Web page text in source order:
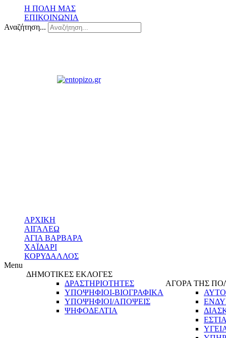
Η ΠΟΛΗ ΜΑΣ
ΕΠΙΚΟΙΝΩΝΙΑ
Αναζήτηση...
ΑΡΧΙΚΗ
ΑΙΓΑΛΕΩ
ΑΓΙΑ ΒΑΡΒΑΡΑ
ΧΑΪΔΑΡΙ
ΚΟΡΥΔΑΛΛΟΣ
Menu
ΔΗΜΟΤΙΚΕΣ ΕΚΛΟΓΕΣ
ΔΡΑΣΤΗΡΙΟΤΗΤΕΣ
ΥΠΟΨΗΦΙΟΙ-ΒΙΟΓΡΑΦΙΚΑ
ΥΠΟΨΗΦΙΟΙ/ΑΠΟΨΕΙΣ
ΨΗΦΟΔΕΛΤΙΑ
ΑΓΟΡΑ ΤΗΣ